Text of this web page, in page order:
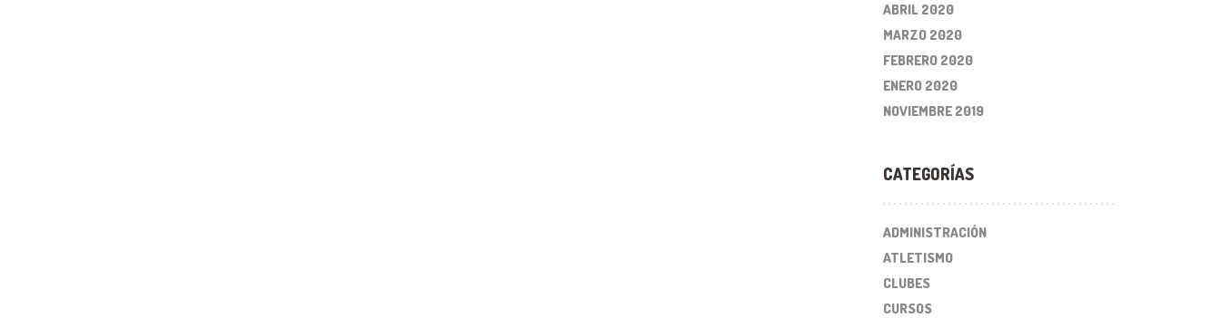
ABRIL 2020
MARZO 2020
FEBRERO 2020
ENERO 2020
NOVIEMBRE 2019
CATEGORÍAS
ADMINISTRACIÓN
ATLETISMO
CLUBES
CURSOS